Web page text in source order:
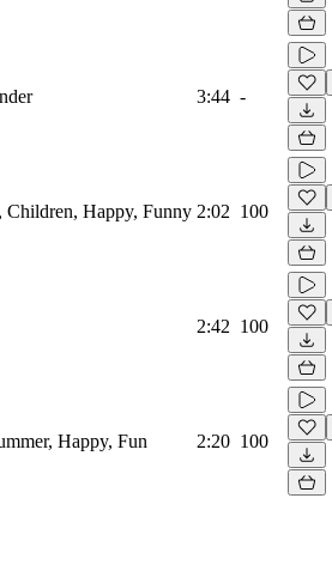
3:44 -
Children, Happy, Funny 2:02 100
2:42 100
Happy, Fun 2:20 100